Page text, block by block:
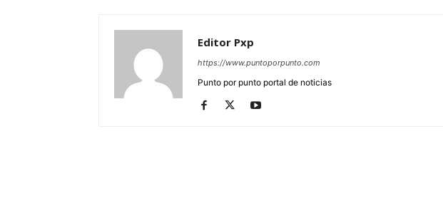
Editor Pxp
https://www.puntoporpunto.com
Punto por punto portal de noticias